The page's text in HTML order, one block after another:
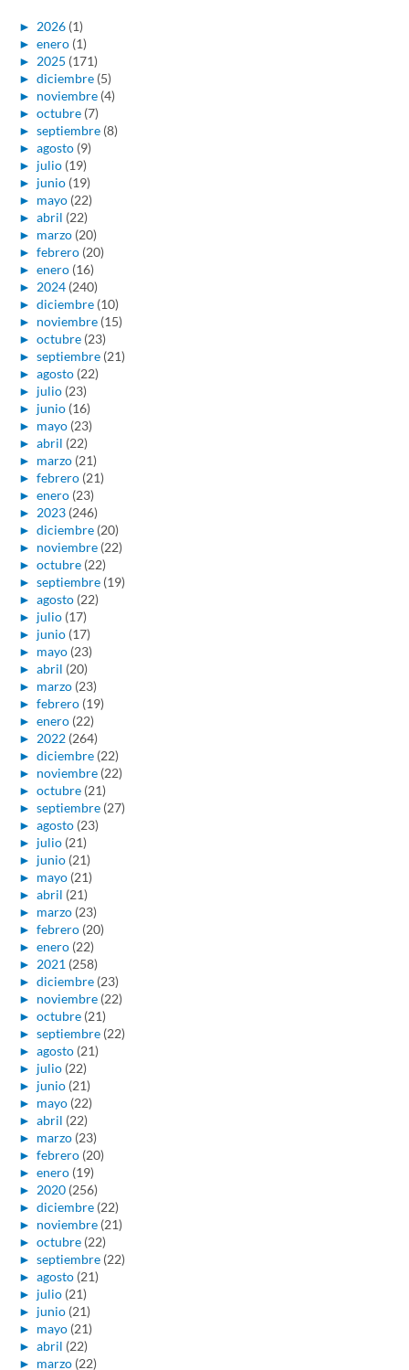
► 2026 (1)
► enero (1)
► 2025 (171)
► diciembre (5)
► noviembre (4)
► octubre (7)
► septiembre (8)
► agosto (9)
► julio (19)
► junio (19)
► mayo (22)
► abril (22)
► marzo (20)
► febrero (20)
► enero (16)
► 2024 (240)
► diciembre (10)
► noviembre (15)
► octubre (23)
► septiembre (21)
► agosto (22)
► julio (23)
► junio (16)
► mayo (23)
► abril (22)
► marzo (21)
► febrero (21)
► enero (23)
► 2023 (246)
► diciembre (20)
► noviembre (22)
► octubre (22)
► septiembre (19)
► agosto (22)
► julio (17)
► junio (17)
► mayo (23)
► abril (20)
► marzo (23)
► febrero (19)
► enero (22)
► 2022 (264)
► diciembre (22)
► noviembre (22)
► octubre (21)
► septiembre (27)
► agosto (23)
► julio (21)
► junio (21)
► mayo (21)
► abril (21)
► marzo (23)
► febrero (20)
► enero (22)
► 2021 (258)
► diciembre (23)
► noviembre (22)
► octubre (21)
► septiembre (22)
► agosto (21)
► julio (22)
► junio (21)
► mayo (22)
► abril (22)
► marzo (23)
► febrero (20)
► enero (19)
► 2020 (256)
► diciembre (22)
► noviembre (21)
► octubre (22)
► septiembre (22)
► agosto (21)
► julio (21)
► junio (21)
► mayo (21)
► abril (22)
► marzo (22)